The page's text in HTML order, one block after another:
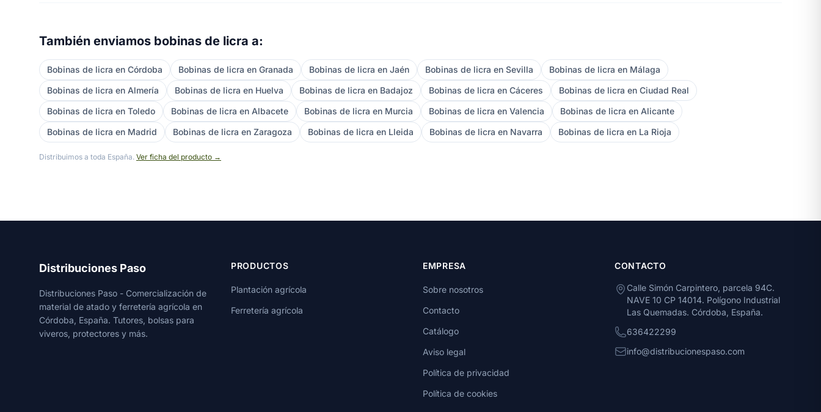
También enviamos bobinas de licra a:
Bobinas de licra en Córdoba Bobinas de licra en Granada Bobinas de licra en Jaén Bobinas de licra en Sevilla
Bobinas de licra en Málaga
Bobinas de licra en Almería
Bobinas de licra en Huelva Bobinas de licra en Badajoz Bobinas de licra en Cáceres
Bobinas de licra en Ciudad Real
Bobinas de licra en Toledo
Bobinas de licra en Albacete Bobinas de licra en Murcia Bobinas de licra en Valencia
Bobinas de licra en Alicante
Bobinas de licra en Madrid
Bobinas de licra en Zaragoza Bobinas de licra en Lleida Bobinas de licra en Navarra Bobinas de licra en La Rioja
Distribuimos a toda España. Ver ficha del producto →
Distribuciones Paso
Distribuciones Paso - Comercialización de
material de atado y ferretería agrícola en
Córdoba, España. Tutores, bolsas para
viveros, protectores y más.
PRODUCTOS
Plantación agrícola
Ferretería agrícola
EMPRESA
Sobre nosotros
Contacto
Catálogo
Aviso legal
Política de privacidad
Política de cookies
CONTACTO
Calle Simón Carpintero, parcela 94C.
NAVE 10 CP 14014. Polígono Industrial
Las Quemadas. Córdoba, España.
636422299
info@distribucionespaso.com